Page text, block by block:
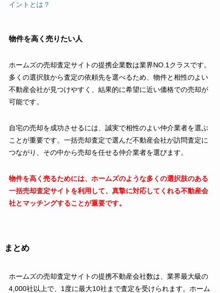
イントとは？
物件を高く売りたい人
ホームズの売却査定サイトの提携企業数は業界NO.1クラスです。
多くの選択肢から査定の依頼先を選べるため、物件と相性のよい
不動産会社が見つけやすく、結果的に希望に近い価格での売却が
可能です。
自宅の売却を成功させるには、誠実で相性のよい仲介業者を選ぶ
ことが重要です。一括売却査定で選んだ不動産会社が訪問査定に
つながり、その中から売却を任せる仲介業者を選びます。
物件を高く売るためには、ホームズのような多くの選択肢のある
一括売却査定サイトを利用して、真摯に対応してくれる不動産会
社とマッチングすることが重要です。
まとめ
ホームズの売却査定サイトの提携不動産会社数は、業界最大級の
4,000社以上で、1度に最大10社まで査定を受けられます。ホーム